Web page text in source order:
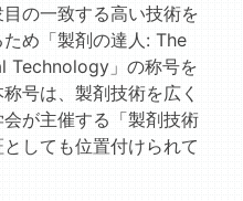
の一致する高い技術を
め「製剤の達人: The
Technology」の称号を
号は、製剤技術を広く
が主催する「製剤技術
しても位置付けられて